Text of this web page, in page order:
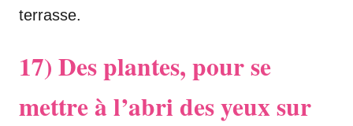
terrasse.
17) Des plantes, pour se
mettre à l’abri des yeux sur